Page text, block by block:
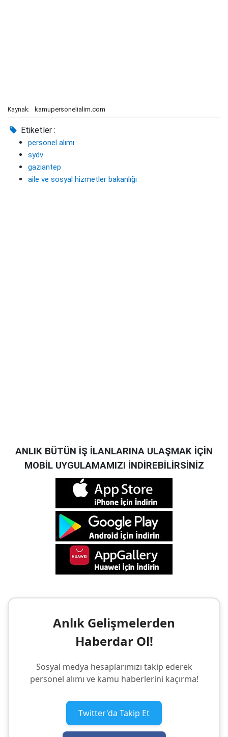
Kaynak: kamupersonelialim.com
Etiketler :
personel alımı
sydv
gaziantep
aile ve sosyal hizmetler bakanlığı
ANLIK BÜTÜN İŞ İLANLARINA ULAŞMAK İÇİN
MOBİL UYGULAMAMIZI İNDİREBİLİRSİNİZ
Anlık Gelişmelerden
Haberdar Ol!
Sosyal medya hesaplarımızı takip ederek
personel alımı ve kamu haberlerini kaçırma!
Twitter'da Takip Et